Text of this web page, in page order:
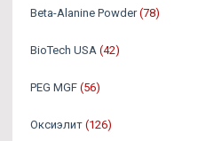
Beta-Alanine Powder (78)
BioTech USA (42)
PEG MGF (56)
Оксиэлит (126)